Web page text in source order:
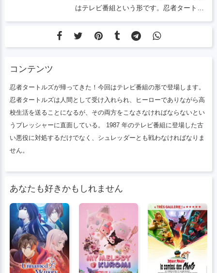
はテレビ番組という形です。忍者タートル
ズは人間として受け入れられ、ヒーローで
ありながら高校生活を送ることになるが、
ばなりません。
コンテンツ
忍者タートルズが帰ってきた！今回はテレビ番組の形で登場します。
忍者タートルズは人間として受け入れられ、ヒーローでありながら高
校生活を送ることになるが、その両方をこなさなければならないとい
うプレッシャーに直面している。 1987 年のテレビ番組に登場した古
い悪役に対処するだけでなく、シュレッダーとも戦わなければなりま
せん。
あなたも好きかもしれません